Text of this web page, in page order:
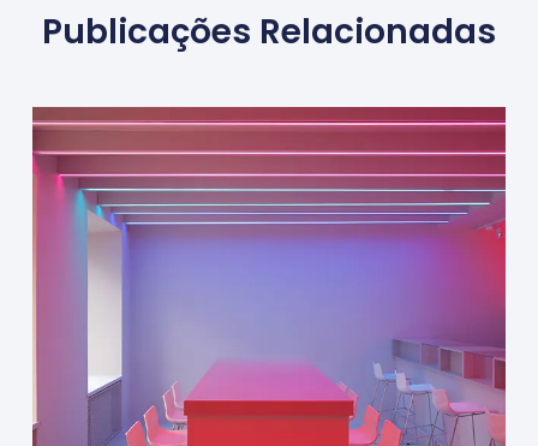
Publicações Relacionadas